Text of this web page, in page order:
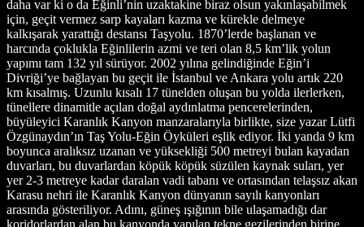
daha var ki o da Eğinli’nin uzaktakine biraz olsun yakınlaşabilmek
için, geçit vermez sarp kayaları kazma ve kürekle delmeye
kalkışarak yarattığı destansı Taşyolu. 1870’lerde başlanan ve
harcında çoklukla Eğinlilerin azmi ve teri olan 8,5 km’lik yolun
yapımı tam 132 yıl sürüyor. 2002 yılına gelindiğinde Eğin’i
Divriği’ye bağlayan bu geçit ile İstanbul ve Ankara yolu artık 220
km kısalmış. Uzunlu kısalı 17 tünelden oluşan bu yolda ilerlerken,
tünellere dinamitle açılan doğal aydınlatma pencerelerinden,
büyüleyici Karanlık Kanyon manzaralarıyla birlikte, size yazar Lütfi
Özgünaydın’ın Taş Yolu-Eğin Öyküleri eşlik ediyor. İki yanda 9 km
boyunca aralıksız uzanan ve yüksekliği 500 metreyi bulan kayadan
duvarları, bu duvarlardan köpük köpük süzülen kaynak suları, yer
yer 2-3 metreye kadar daralan vadi tabanı ve ortasından telaşsız akan
Karasu nehri ile Karanlık Kanyon dünyanın sayılı kanyonları
arasında gösteriliyor. Adını, güneş ışığının bile ulaşamadığı dar
koridorlardan alan bu kanyonda yapılan tekne gezilerinden birine